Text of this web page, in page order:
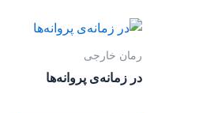
رمان خارجی
در زمانه‌ی پروانه‌ها